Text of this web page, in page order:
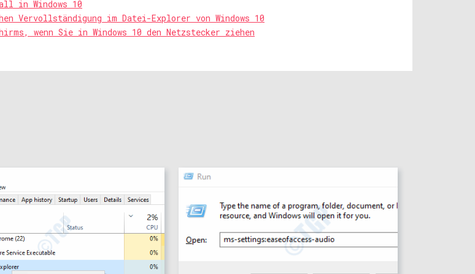
in Windows 10
Vervollständigung im Datei-Explorer von Windows 10
wenn Sie in Windows 10 den Netzstecker ziehen